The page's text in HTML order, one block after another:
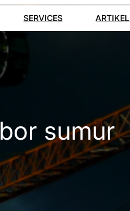
SERVICES ARTIKEL
bor sumur